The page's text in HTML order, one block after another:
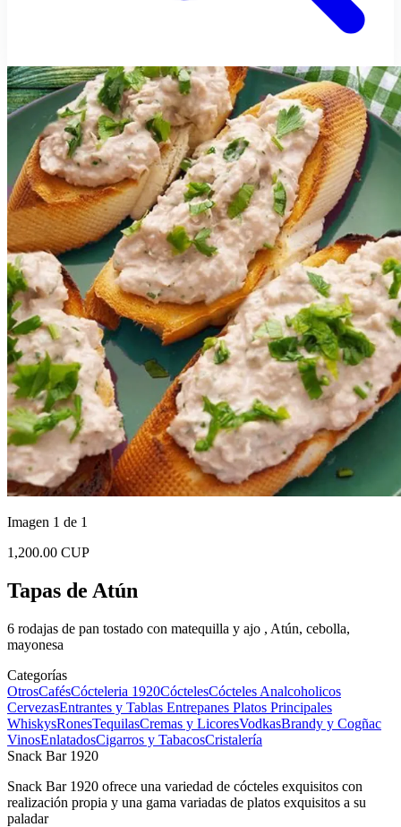
Imagen 1 de 1
1,200.00 CUP
Tapas de Atún
6 rodajas de pan tostado con matequilla y ajo , Atún, cebolla,
mayonesa
Categorías
OtrosCafésCócteleria 1920CóctelesCócteles Analcoholicos
CervezasEntrantes y Tablas Entrepanes Platos Principales
WhiskysRonesTequilasCremas y LicoresVodkasBrandy y Cogñac
VinosEnlatadosCigarros y TabacosCristalería
Snack Bar 1920
Snack Bar 1920 ofrece una variedad de cócteles exquisitos con
realización propia y una gama variadas de platos exquisitos a su
paladar